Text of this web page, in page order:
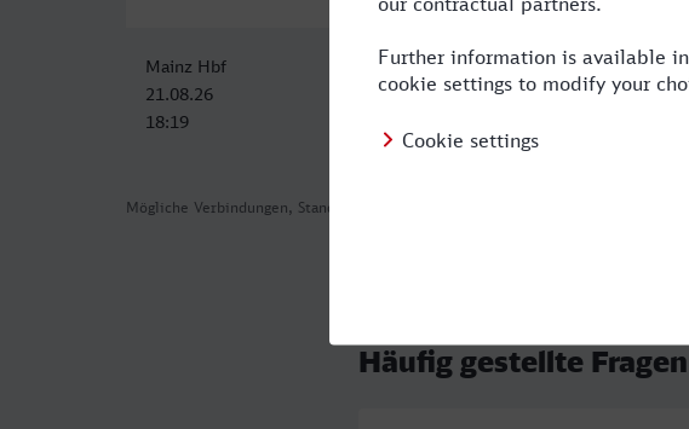
Mögliche Verbindungen, Stand: 2026-08-07 04:15
Mainz Hbf
21.08.26
18:19
Koblenz Hbf
21.08.26
0:51 0
Häufig gestellte Fragen